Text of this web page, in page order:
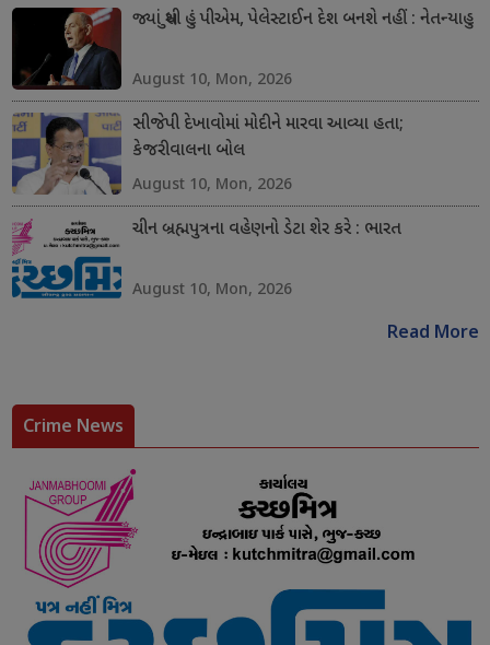
જ્યાં સુધી હું પીએમ, પેલેસ્ટાઈન દેશ બનશે નહીં : નેતન્યાહુ
August 10, Mon, 2026
સીજેપી દેખાવોમાં મોદીને મારવા આવ્યા હતા;
કેજરીવાલના બોલ
August 10, Mon, 2026
ચીન બ્રહ્મપુત્રના વહેણનો ડેટા શેર કરે : ભારત
August 10, Mon, 2026
Read More
Crime News